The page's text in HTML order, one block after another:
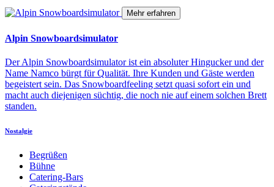
Mehr erfahren
Alpin Snowboardsimulator
Der Alpin Snowboardsimulator ist ein absoluter Hingucker und der
Name Namco bürgt für Qualität. Ihre Kunden und Gäste werden
begeistert sein. Das Snowboardfeeling setzt quasi sofort ein und
macht auch diejenigen süchtig, die noch nie auf einem solchen Brett
standen.
Nostalgie
Begrüßen
Bühne
Catering-Bars